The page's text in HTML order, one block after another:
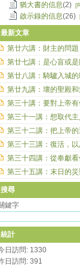
猶大書的信息(2)
啟示錄的信息(26)
最新文章
第廿六講：財主的問題
第廿七講；是心盲或
第廿八講：騎驢入城
第廿九講：壞的聖殿
第三十講：要對上帝
第三十一講：想取代主
第三十二講：把上帝
第三十三講：復活，
第三十四講：從奉獻看
第三十五講：末日的災
搜尋
鍵字
統計
日訪問: 1330
日訪問: 391